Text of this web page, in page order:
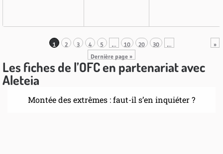
1 2 3 4 5 … 10 20 30 …
»
Dernière page »
Les fiches de l’OFC en partenariat avec
Aleteia
Montée des extrêmes : faut-il s’en inquiéter ?